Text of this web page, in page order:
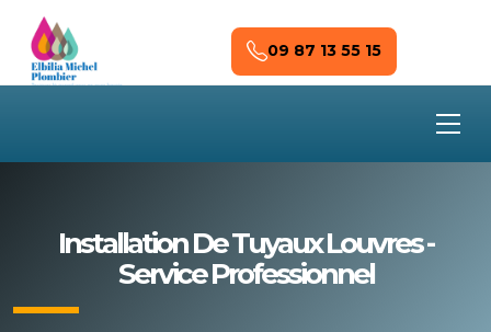
Skip to main content
09 87 13 55 15
Installation De Tuyaux Louvres -
Service Professionnel